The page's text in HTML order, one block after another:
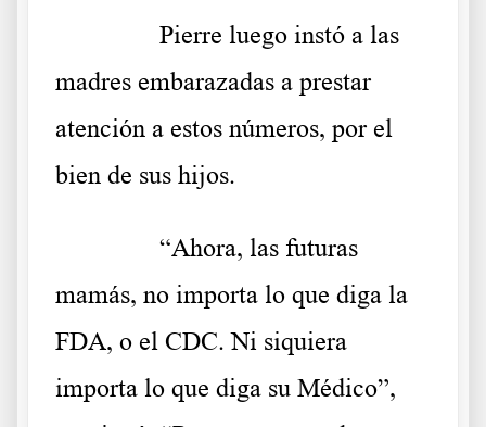
Pierre luego instó a las
madres embarazadas a prestar
atención a estos números, por el
bien de sus hijos.
“Ahora, las futuras
mamás, no importa lo que diga la
FDA, o el CDC. Ni siquiera
importa lo que diga su Médico”,